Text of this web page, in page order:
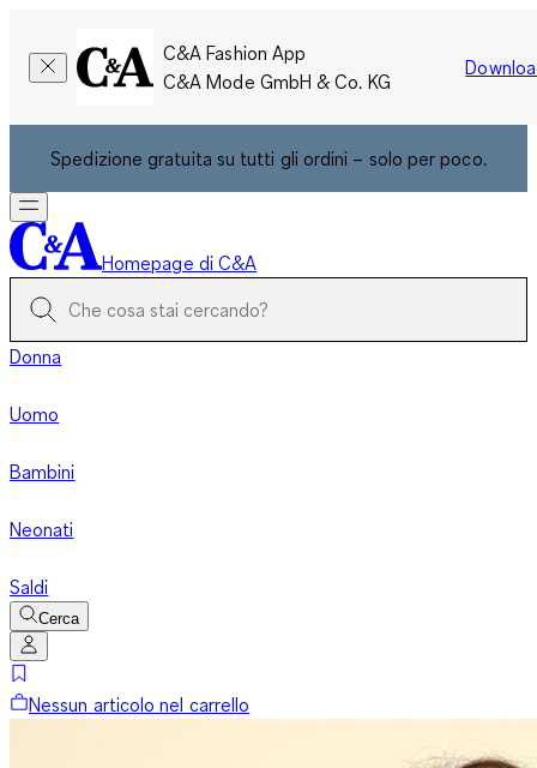
C&A Fashion App
C&A Mode GmbH & Co. KG
Spedizione gratuita su tutti gli ordini – solo per poco.
Homepage di C&A
Donna
Uomo
Bambini
Neonati
Saldi
Cerca
Nessun articolo nel carrello